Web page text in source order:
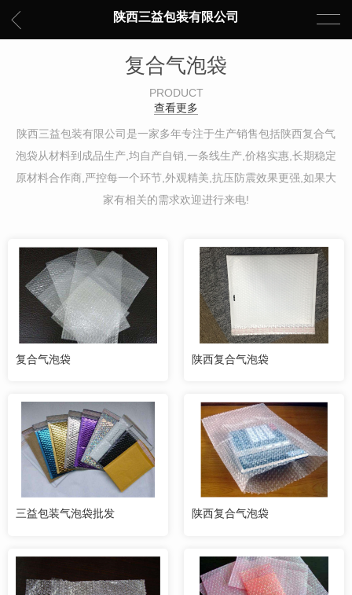
陕西三益包装有限公司
复合气泡袋
PRODUCT
查看更多
陕西三益包装有限公司是一家多年专注于生产销售包括陕西复合气
泡袋从材料到成品生产,均自产自销,一条线生产,价格实惠,长期稳定
原材料合作商,严控每一个环节,外观精美,抗压防震效果更强,如果大
家有相关的需求欢迎进行来电!
复合气泡袋 陕西复合气泡袋
三益包装气泡袋批发 陕西复合气泡袋